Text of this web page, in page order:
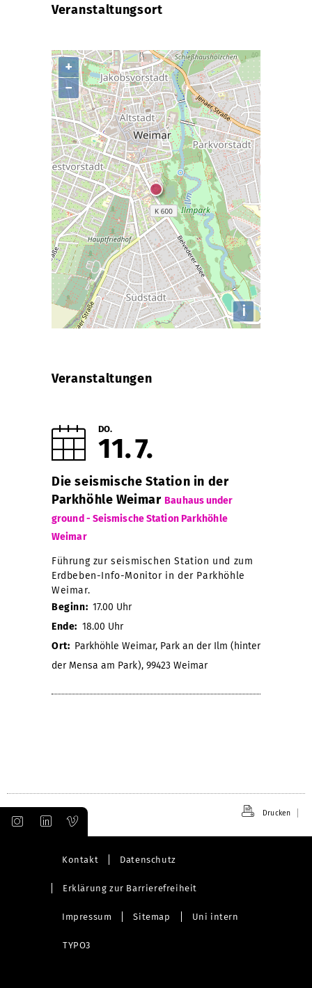
Veranstaltungsort
+
−
i
Veranstaltungen
DO.
11 7
Die seismische Station in der
Parkhöhle WeimarBauhaus under
ground - Seismische Station Parkhöhle
Weimar
Führung zur seismischen Station und zum
Erdbeben-Info-Monitor in der Parkhöhle
Weimar.
Beginn: 17.00 Uhr
Ende: 18.00 Uhr
Ort: Parkhöhle Weimar, Park an der Ilm (hinter
der Mensa am Park), 99423 Weimar
Drucken
Kontakt Datenschutz
Erklärung zur Barrierefreiheit
Impressum Sitemap Uni intern
TYPO3